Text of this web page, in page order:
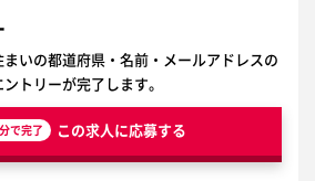
いの都道府県・名前・メールアドレスの
トリーが完了します。
で完了 この求人に応募する